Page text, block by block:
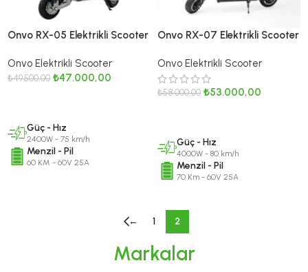
Onvo RX-05 Elektrikli Scooter
Onvo Elektrikli Scooter
₺49.500,00 ₺47.000,00
Güç - Hız
2400W - 75 km/h
Menzil - Pil
60 KM - 60V 25A
Onvo RX-07 Elektrikli Scooter
Onvo Elektrikli Scooter
₺58.000,00 ₺53.000,00
Güç - Hız
4000W - 80 km/h
Menzil - Pil
70 Km - 60V 25A
← 1 2
Markalar